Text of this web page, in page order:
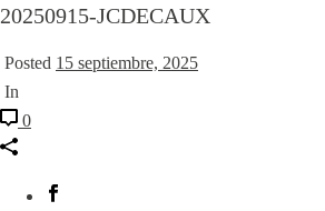
20250915-JCDECAUX
Posted 15 septiembre, 2025
In
0